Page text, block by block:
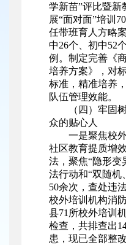
学新苗”评比暨新
展“面对面”培训
任带班育人方略
中26个、初中52
例。制定完善《
培养方案》，对
标准，精准培养
队伍管理效能。
（四）牢固
众的贴心人
一是聚焦校
社区教育提质增
法，聚焦“隐形变
法行动和“双随机
50余次，查处违
校外培训机构消
县71所校外培训
检查，共排查出
患，现已全部整